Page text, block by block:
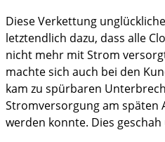
Diese Verkettung
letztendlich dazu, dass alle
nicht mehr mit Strom
machte sich auch bei den
kam zu spürbaren
Stromversorgung am späten
werden konnte. Dies